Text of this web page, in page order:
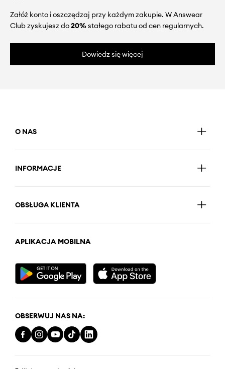
Załóż konto i oszczędzaj przy każdym zakupie. W Answear
Club zyskujesz do20%stałego rabatu od cen regularnych.
Dowiedz się więcej
O NAS
INFORMACJE
OBSŁUGA KLIENTA
APLIKACJA MOBILNA
OBSERWUJ NAS NA: